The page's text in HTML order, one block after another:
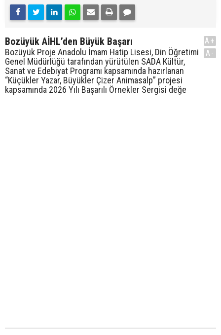
Bozüyük AİHL’den Büyük Başarı
Bozüyük Proje Anadolu İmam Hatip Lisesi, Din Öğretimi
Genel Müdürlüğü tarafından yürütülen SADA Kültür,
Sanat ve Edebiyat Programı kapsamında hazırlanan
“Küçükler Yazar, Büyükler Çizer Animasalp” projesi
kapsamında 2026 Yılı Başarılı Örnekler Sergisi değe
A+
A-